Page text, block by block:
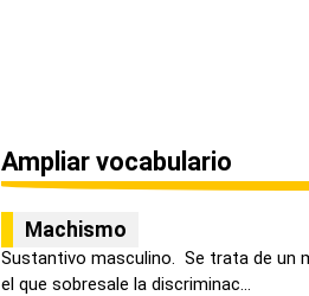
Ampliar vocabulario
Machismo
Sustantivo masculino. Se trata de un
el que sobresale la discriminac...